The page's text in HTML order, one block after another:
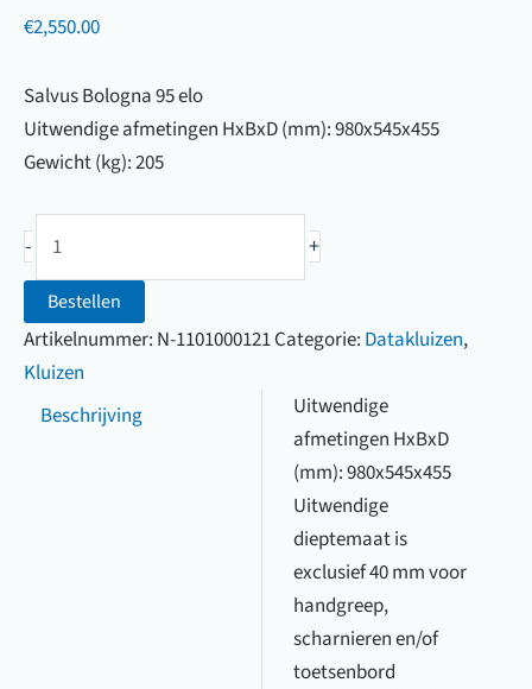
€2,550.00
Salvus Bologna 95 elo
Uitwendige afmetingen HxBxD (mm): 980x545x455
Gewicht (kg): 205
-
Bologna
95
elo
aantal
+
Bestellen
Artikelnummer: N-1101000121Categorie: Datakluizen,
Kluizen
Beschrijving
Uitwendige
afmetingen HxBxD
(mm): 980x545x455
Uitwendige
dieptemaat is
exclusief 40 mm voor
handgreep,
scharnieren en/of
toetsenbord